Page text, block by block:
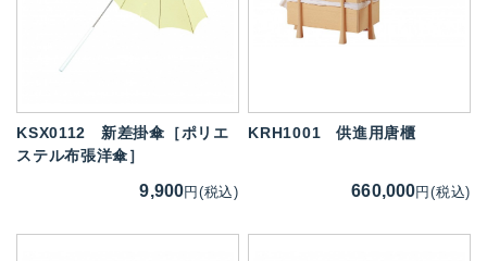
KSX0112
新差掛傘［ポリエ
ステル布張洋傘］
9,900円(税込)
KRH1001 供進用唐櫃
660,000円(税込)